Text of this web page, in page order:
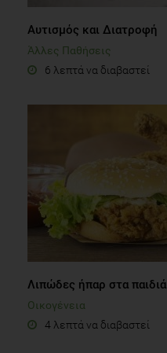
Αυτισμός και Διατροφή
Άλλες Παθήσεις
6 λεπτά να διαβαστεί
Λιπώδες ήπαρ στα παιδιά
Οικογένεια
4 λεπτά να διαβαστεί